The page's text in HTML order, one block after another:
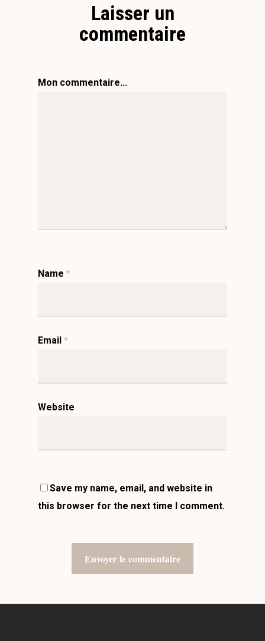
Laisser un
commentaire
Mon commentaire...
Name *
Email *
Website
Save my name, email, and website in
this browser for the next time I comment.